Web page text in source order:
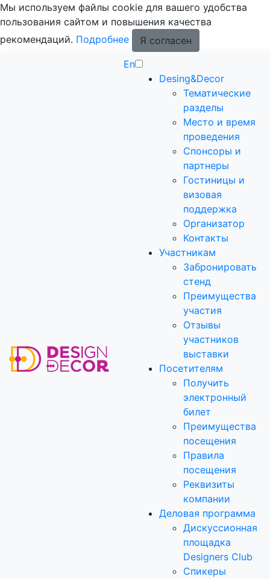
Мы используем файлы cookie для вашего удобства
пользования сайтом и повышения качества
рекомендаций. Подробнее
Я согласен
En
Desing&Decor
Тематические
разделы
Место и время
проведения
Спонсоры и
партнеры
Гостиницы и
визовая
поддержка
Организатор
Контакты
Участникам
Забронировать
стенд
Преимущества
участия
Отзывы
участников
выставки
Посетителям
Получить
электронный
билет
Преимущества
посещения
Правила
посещения
Реквизиты
компании
Деловая программа
Дискуссионная
площадка
Designers Club
Спикеры